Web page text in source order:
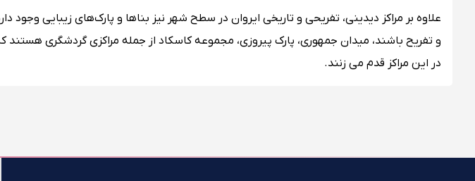
علاوه بر مراکز دیدینی، تفریحی و تاریخی ایروان در سطح شهر نیز بناها و پارک‌های زیبایی وجود
و تفریح باشند، میدان جمهوری، پارک پیروزی، مجموعه کاسکاد از جمله مراکزی گردشگری
در این مراکز قدم می زنند.